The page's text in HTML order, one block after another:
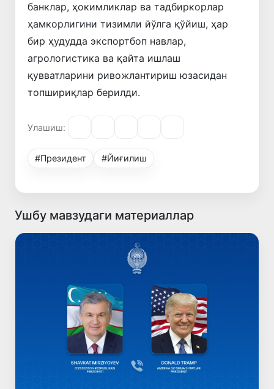
банклар, ҳокимликлар ва тадбиркорлар
ҳамкорлигини тизимли йўлга қўйиш, ҳар
бир ҳудудда экспортбоп навлар,
агрологистика ва қайта ишлаш
қувватларини ривожлантириш юзасидан
топшириқлар берилди.
Улашиш:
#Президент #Йиғилиш
Ушбу мавзудаги материаллар